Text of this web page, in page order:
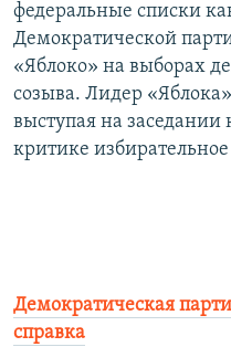
федеральные списки
Демократической
«Яблоко» на выборах
созыва. Лидер
выступая на заседании
критике избирательное
Демократическая
справка